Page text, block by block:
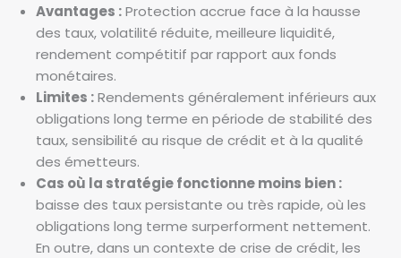
Avantages :Protection accrue face à la hausse
des taux, volatilité réduite, meilleure liquidité,
rendement compétitif par rapport aux fonds
monétaires.
Limites :Rendements généralement inférieurs aux
obligations long terme en période de stabilité des
taux, sensibilité au risque de crédit et à la qualité
des émetteurs.
Cas où la stratégie fonctionne moins bien :
baisse des taux persistante ou très rapide, où les
obligations long terme surperforment nettement.
En outre, dans un contexte de crise de crédit, les